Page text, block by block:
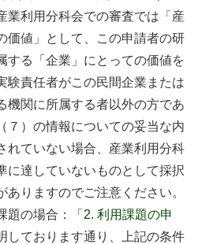
業利用分科会での審査では「産
価値」として、この申請者の研
する「企業」にとっての価値を
験責任者がこの民間企業または
機関に所属する者以外の方であ
７）の情報についての妥当な内
れていない場合、産業利用分科
に達していないものとして採択
ありますのでご注意ください。
題の場合：「 2. 利用課題の申
しております通り、上記の条件